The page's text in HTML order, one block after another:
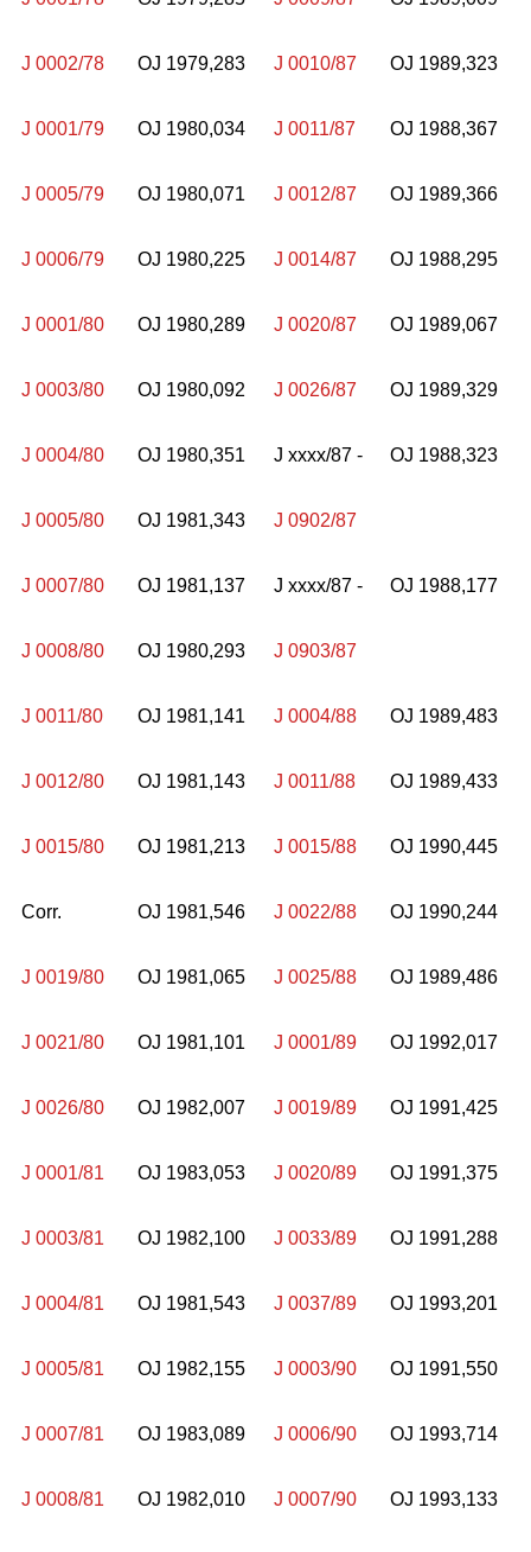
J 0002/78 OJ 1979,283 J 0010/87 OJ 1989,323
J 0001/79 OJ 1980,034 J 0011/87 OJ 1988,367
J 0005/79 OJ 1980,071 J 0012/87 OJ 1989,366
J 0006/79 OJ 1980,225 J 0014/87 OJ 1988,295
J 0001/80 OJ 1980,289 J 0020/87 OJ 1989,067
J 0003/80 OJ 1980,092 J 0026/87 OJ 1989,329
J 0004/80 OJ 1980,351 J xxxx/87 - OJ 1988,323
J 0005/80 OJ 1981,343 J 0902/87
J 0007/80 OJ 1981,137 J xxxx/87 - OJ 1988,177
J 0008/80 OJ 1980,293 J 0903/87
J 0011/80 OJ 1981,141 J 0004/88 OJ 1989,483
J 0012/80 OJ 1981,143 J 0011/88 OJ 1989,433
J 0015/80 OJ 1981,213 J 0015/88 OJ 1990,445
Corr. OJ 1981,546 J 0022/88 OJ 1990,244
J 0019/80 OJ 1981,065 J 0025/88 OJ 1989,486
J 0021/80 OJ 1981,101 J 0001/89 OJ 1992,017
J 0026/80 OJ 1982,007 J 0019/89 OJ 1991,425
J 0001/81 OJ 1983,053 J 0020/89 OJ 1991,375
J 0003/81 OJ 1982,100 J 0033/89 OJ 1991,288
J 0004/81 OJ 1981,543 J 0037/89 OJ 1993,201
J 0005/81 OJ 1982,155 J 0003/90 OJ 1991,550
J 0007/81 OJ 1983,089 J 0006/90 OJ 1993,714
J 0008/81 OJ 1982,010 J 0007/90 OJ 1993,133